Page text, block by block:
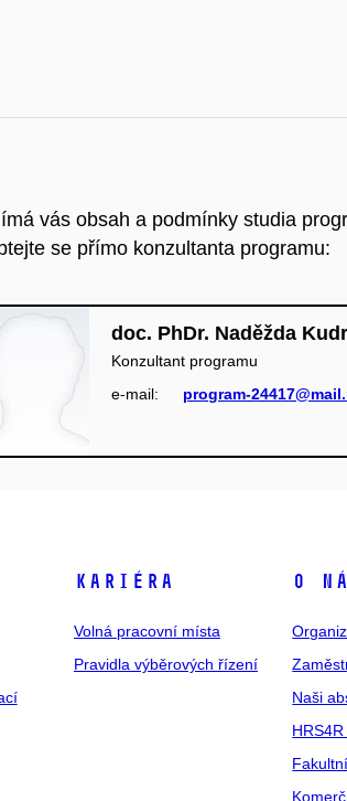
vás obsah a podmínky studia
se přímo konzultanta programu:
doc. PhDr. Naděžda
Konzultant programu
e‑mail:
program-
Kariéra
Volná pracovní místa
Pravidla výběrových řízení
O
Naši